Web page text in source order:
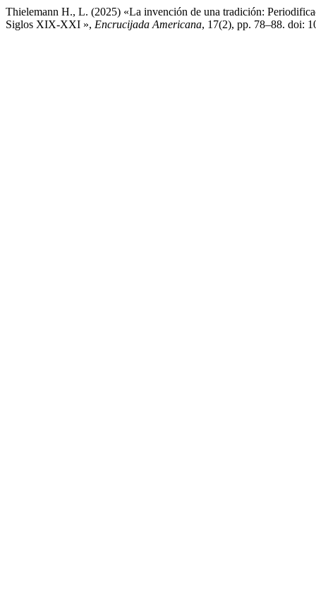
Thielemann H., L. (2025) «La invención de una tradición:
Siglos XIX-XXI », Encrucijada Americana, 17(2), pp. 78–88. doi: